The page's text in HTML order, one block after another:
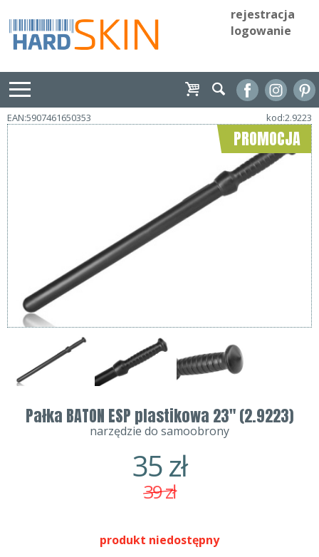
rejestracja
logowanie
EAN:5907461650353 kod:2.9223
PROMOCJA
Pałka BATON ESP plastikowa 23" (2.9223)
narzędzie do samoobrony
35zł
39zł
produkt niedostępny